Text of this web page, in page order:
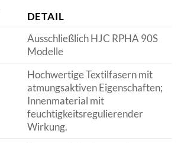
DETAIL
Ausschließlich HJC RPHA 90S
Modelle
Hochwertige Textilfasern mit
atmungsaktiven Eigenschaften;
Innenmaterial mit
feuchtigkeitsregulierender
Wirkung.